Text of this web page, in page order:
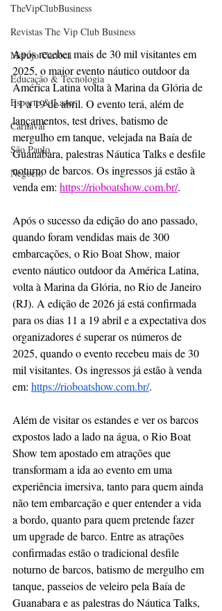
TheVipClubBusiness
Revistas The Vip Club Business
Marujo Carioca
Educação & Tecnologia
Esporte & Lazer
Carnaval
São Paulo
Negocio
Após receber mais de 30 mil visitantes em
2025, o maior evento náutico outdoor da
América Latina volta à Marina da Glória de
11 a 19 de abril. O evento terá, além de
lançamentos, test drives, batismo de
mergulho em tanque, velejada na Baía de
Guanabara, palestras Náutica Talks e desfile
noturno de barcos. Os ingressos já estão à
venda em: https://rioboatshow.com.br/.
Após o sucesso da edição do ano passado,
quando foram vendidas mais de 300
embarcações, o Rio Boat Show, maior
evento náutico outdoor da América Latina,
volta à Marina da Glória, no Rio de Janeiro
(RJ). A edição de 2026 já está confirmada
para os dias 11 a 19 abril e a expectativa dos
organizadores é superar os números de
2025, quando o evento recebeu mais de 30
mil visitantes. Os ingressos já estão à venda
em: https://rioboatshow.com.br/.
Além de visitar os estandes e ver os barcos
expostos lado a lado na água, o Rio Boat
Show tem apostado em atrações que
transformam a ida ao evento em uma
experiência imersiva, tanto para quem ainda
não tem embarcação e quer entender a vida
a bordo, quanto para quem pretende fazer
um upgrade de barco. Entre as atrações
confirmadas estão o tradicional desfile
noturno de barcos, batismo de mergulho em
tanque, passeios de veleiro pela Baía de
Guanabara e as palestras do Náutica Talks,